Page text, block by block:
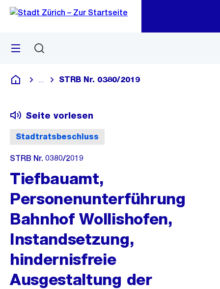
Navigation
Sprunglink
Menü
Deutsch
Blende alle Breadcrumbs ein
STRB Nr. 0380/2019
Stadtratsbeschluss
Seite vorlesen
STRB Nr. 0380/2019
Tiefbauamt,
Personenunterführung
Bahnhof Wollishofen,
Instandsetzung,
hindernisfreie
Ausgestaltung der